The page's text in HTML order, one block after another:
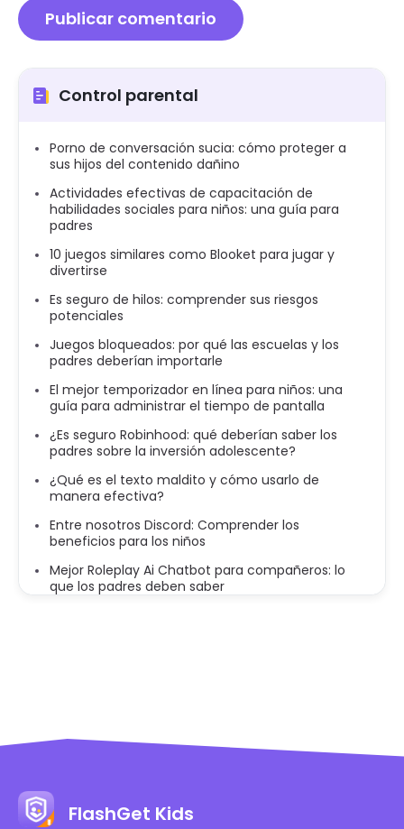
Control parental
Porno de conversación sucia: cómo proteger a
sus hijos del contenido dañino
Actividades efectivas de capacitación de
habilidades sociales para niños: una guía para
padres
10 juegos similares como Blooket para jugar y
divertirse
Es seguro de hilos: comprender sus riesgos
potenciales
Juegos bloqueados: por qué las escuelas y los
padres deberían importarle
El mejor temporizador en línea para niños: una
guía para administrar el tiempo de pantalla
¿Es seguro Robinhood: qué deberían saber los
padres sobre la inversión adolescente?
¿Qué es el texto maldito y cómo usarlo de
manera efectiva?
Entre nosotros Discord: Comprender los
beneficios para los niños
Mejor Roleplay Ai Chatbot para compañeros: lo
que los padres deben saber
FlashGet Kids